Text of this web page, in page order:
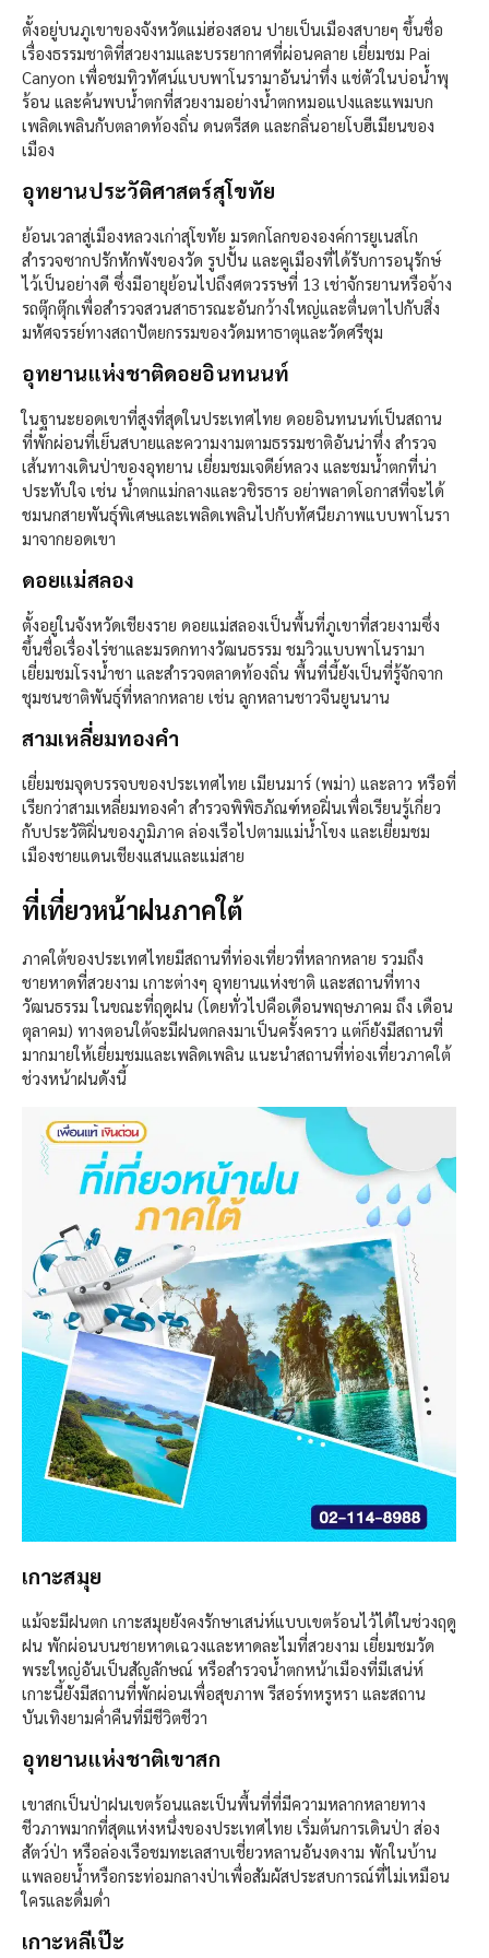
ตั้งอยู่บนภูเขาของจังหวัดแม่ฮ่องสอน ปายเป็นเมืองสบายๆ ขึ้นชื่อ
เรื่องธรรมชาติที่สวยงามและบรรยากาศที่ผ่อนคลาย เยี่ยมชม Pai
Canyon เพื่อชมทิวทัศน์แบบพาโนรามาอันน่าทึ่ง แช่ตัวในบ่อน้ำพุ
ร้อน และค้นพบน้ำตกที่สวยงามอย่างน้ำตกหมอแปงและแพมบก
เพลิดเพลินกับตลาดท้องถิ่น ดนตรีสด และกลิ่นอายโบฮีเมียนของ
เมือง
อุทยานประวัติศาสตร์สุโขทัย
ย้อนเวลาสู่เมืองหลวงเก่าสุโขทัย มรดกโลกขององค์การยูเนสโก
สำรวจซากปรักหักพังของวัด รูปปั้น และคูเมืองที่ได้รับการอนุรักษ์
ไว้เป็นอย่างดี ซึ่งมีอายุย้อนไปถึงศตวรรษที่ 13 เช่าจักรยานหรือจ้าง
รถตุ๊กตุ๊กเพื่อสำรวจสวนสาธารณะอันกว้างใหญ่และตื่นตาไปกับสิ่ง
มหัศจรรย์ทางสถาปัตยกรรมของวัดมหาธาตุและวัดศรีชุม
อุทยานแห่งชาติดอยอินทนนท์
ในฐานะยอดเขาที่สูงที่สุดในประเทศไทย ดอยอินทนนท์เป็นสถาน
ที่พักผ่อนที่เย็นสบายและความงามตามธรรมชาติอันน่าทึ่ง สำรวจ
เส้นทางเดินป่าของอุทยาน เยี่ยมชมเจดีย์หลวง และชมน้ำตกที่น่า
ประทับใจ เช่น น้ำตกแม่กลางและวชิรธาร อย่าพลาดโอกาสที่จะได้
ชมนกสายพันธุ์พิเศษและเพลิดเพลินไปกับทัศนียภาพแบบพาโนรา
มาจากยอดเขา
ดอยแม่สลอง
ตั้งอยู่ในจังหวัดเชียงราย ดอยแม่สลองเป็นพื้นที่ภูเขาที่สวยงามซึ่ง
ขึ้นชื่อเรื่องไร่ชาและมรดกทางวัฒนธรรม ชมวิวแบบพาโนรามา
เยี่ยมชมโรงน้ำชา และสำรวจตลาดท้องถิ่น พื้นที่นี้ยังเป็นที่รู้จักจาก
ชุมชนชาติพันธุ์ที่หลากหลาย เช่น ลูกหลานชาวจีนยูนนาน
สามเหลี่ยมทองคำ
เยี่ยมชมจุดบรรจบของประเทศไทย เมียนมาร์ (พม่า) และลาว หรือที่
เรียกว่าสามเหลี่ยมทองคำ สำรวจพิพิธภัณฑ์หอฝิ่นเพื่อเรียนรู้เกี่ยว
กับประวัติฝิ่นของภูมิภาค ล่องเรือไปตามแม่น้ำโขง และเยี่ยมชม
เมืองชายแดนเชียงแสนและแม่สาย
ที่เที่ยวหน้าฝนภาคใต้
ภาคใต้ของประเทศไทยมีสถานที่ท่องเที่ยวที่หลากหลาย รวมถึง
ชายหาดที่สวยงาม เกาะต่างๆ อุทยานแห่งชาติ และสถานที่ทาง
วัฒนธรรม ในขณะที่ฤดูฝน (โดยทั่วไปคือเดือนพฤษภาคม ถึง เดือน
ตุลาคม) ทางตอนใต้จะมีฝนตกลงมาเป็นครั้งคราว แต่ก็ยังมีสถานที่
มากมายให้เยี่ยมชมและเพลิดเพลิน แนะนำสถานที่ท่องเที่ยวภาคใต้
ช่วงหน้าฝนดังนี้
เกาะสมุย
แม้จะมีฝนตก เกาะสมุยยังคงรักษาเสน่ห์แบบเขตร้อนไว้ได้ในช่วงฤดู
ฝน พักผ่อนบนชายหาดเฉวงและหาดละไมที่สวยงาม เยี่ยมชมวัด
พระใหญ่อันเป็นสัญลักษณ์ หรือสำรวจน้ำตกหน้าเมืองที่มีเสน่ห์
เกาะนี้ยังมีสถานที่พักผ่อนเพื่อสุขภาพ รีสอร์ทหรูหรา และสถาน
บันเทิงยามค่ำคืนที่มีชีวิตชีวา
อุทยานแห่งชาติเขาสก
เขาสกเป็นป่าฝนเขตร้อนและเป็นพื้นที่ที่มีความหลากหลายทาง
ชีวภาพมากที่สุดแห่งหนึ่งของประเทศไทย เริ่มต้นการเดินป่า ส่อง
สัตว์ป่า หรือล่องเรือชมทะเลสาบเชี่ยวหลานอันงดงาม พักในบ้าน
แพลอยน้ำหรือกระท่อมกลางป่าเพื่อสัมผัสประสบการณ์ที่ไม่เหมือน
ใครและดื่มด่ำ
เกาะหลีเป๊ะ